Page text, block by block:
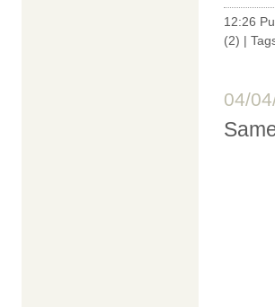
12:26
(2) |
04/